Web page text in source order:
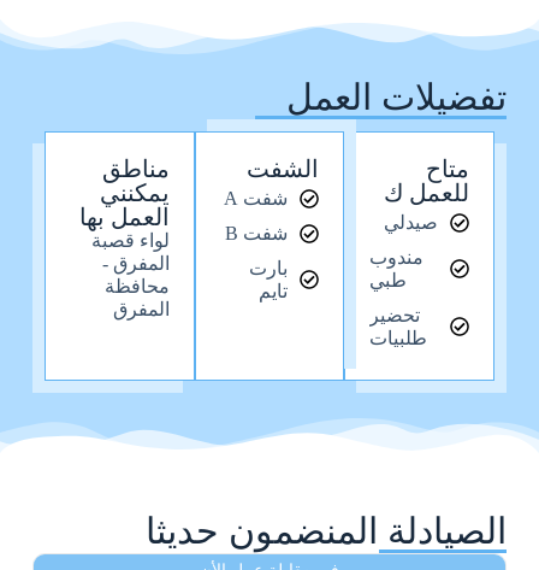
تفضيلات العمل
متاح
للعمل ك
صيدلي
مندوب
طبي
تحضير
طلبيات
الشفت
شفت A
شفت B
بارت
تايم
مناطق
يمكنني
العمل بها
لواء قصبة
المفرق -
محافظة
المفرق
الصيادلة المنضمون حديثا